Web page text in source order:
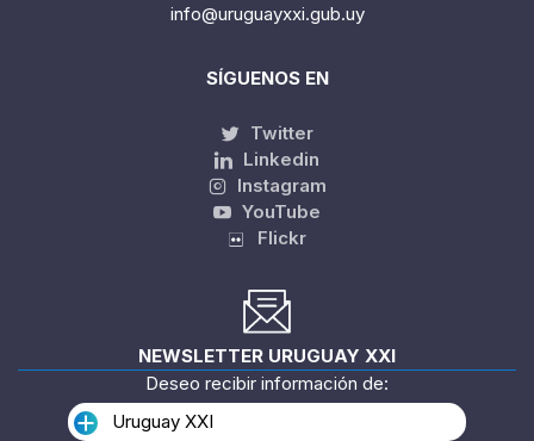
info@uruguayxxi.gub.uy
SÍGUENOS EN
Twitter
Linkedin
Instagram
YouTube
Flickr
NEWSLETTER URUGUAY XXI
Deseo recibir información de:
Uruguay XXI